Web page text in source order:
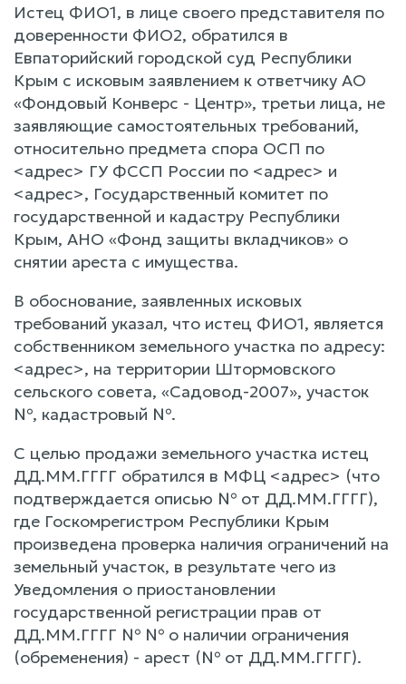
Истец ФИО1, в лице своего представителя по
доверенности ФИО2, обратился в
Евпаторийский городской суд Республики
Крым с исковым заявлением к ответчику АО
«Фондовый Конверс - Центр», третьи лица, не
заявляющие самостоятельных требований,
относительно предмета спора ОСП по
<адрес> ГУ ФССП России по <адрес> и
<адрес>, Государственный комитет по
государственной и кадастру Республики
Крым, АНО «Фонд защиты вкладчиков» о
снятии ареста с имущества.
В обоснование, заявленных исковых
требований указал, что истец ФИО1, является
собственником земельного участка по адресу:
<адрес>, на территории Штормовского
сельского совета, «Садовод-2007», участок
№, кадастровый №.
С целью продажи земельного участка истец
ДД.ММ.ГГГГ обратился в МФЦ <адрес> (что
подтверждается описью № от ДД.ММ.ГГГГ),
где Госкомрегистром Республики Крым
произведена проверка наличия ограничений на
земельный участок, в результате чего из
Уведомления о приостановлении
государственной регистрации прав от
ДД.ММ.ГГГГ № № о наличии ограничения
(обременения) - арест (№ от ДД.ММ.ГГГГ).